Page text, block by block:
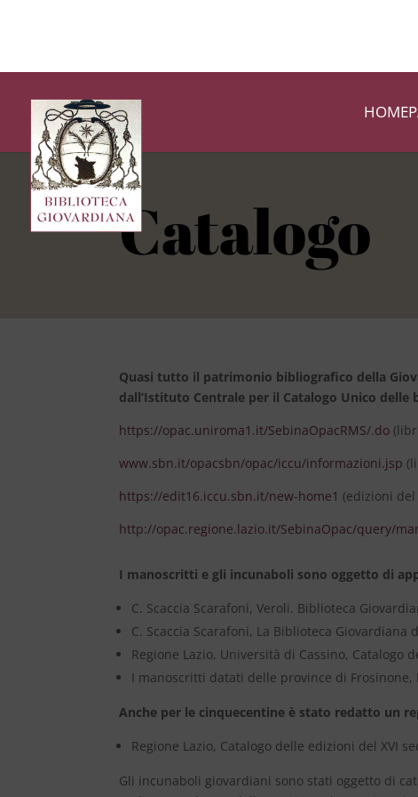
Catalogo
Quasi tutto il patrimonio bibliografico della
dall’Istituto Centrale per il Catalogo Unico
https://opac.uniroma1.it/SebinaOpacRMS/.do
www.sbn.it/opacsbn/opac/iccu/informazioni.jsp
https://edit16.iccu.sbn.it/new-home1 (edizioni del
http://opac.regione.lazio.it/SebinaOpac/query/
I manoscritti e gli incunaboli sono oggetto di
C. Scaccia Scarafoni, Veroli. Biblioteca
C. Scaccia Scarafoni, La Biblioteca
Regione Lazio, Università di Cassino,
I manoscritti datati delle province di Frosinone,
Anche per le cinquecentine è stato redatto un
Regione Lazio, Catalogo delle edizioni del XVI
Gli incunaboli giovardiani sono stati oggetto di